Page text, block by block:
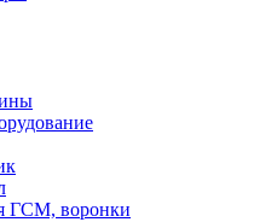
ГСМ, воронки